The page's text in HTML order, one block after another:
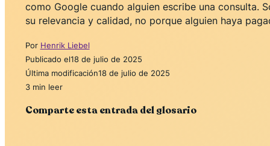
como Google cuando alguien escribe una consulta.
su relevancia y calidad, no porque alguien haya
Por Henrik Liebel
Publicado el18 de julio de 2025
Última modificación18 de julio de 2025
3 min leer
Comparte esta entrada del glosario